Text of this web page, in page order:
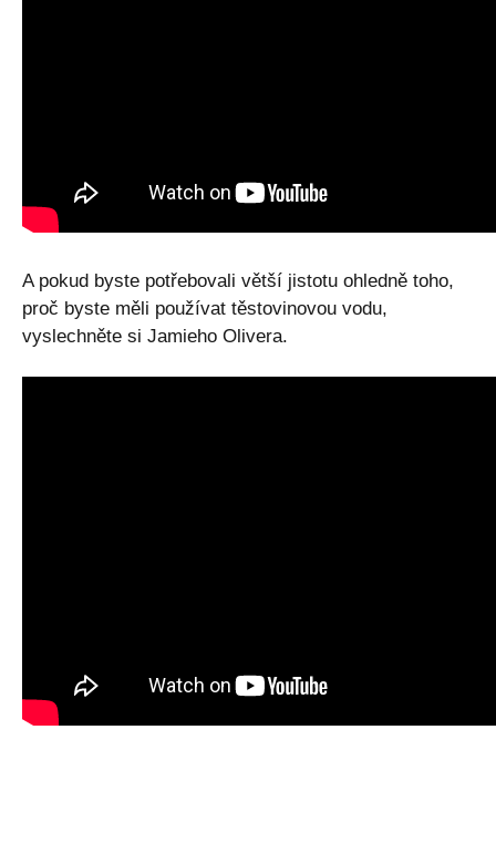
A pokud byste potřebovali větší jistotu ohledně toho,
proč byste měli používat těstovinovou vodu,
vyslechněte si Jamieho Olivera.